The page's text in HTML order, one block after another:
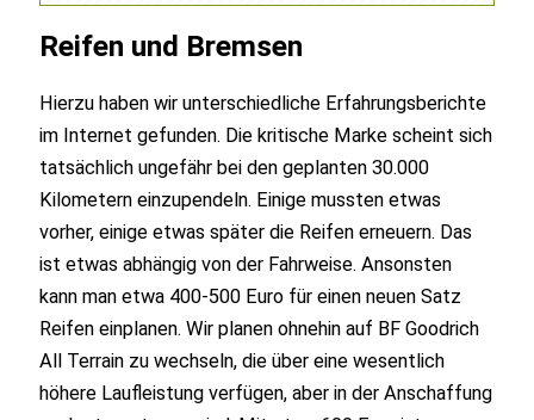
Reifen und Bremsen
Hierzu haben wir unterschiedliche Erfahrungsberichte
im Internet gefunden. Die kritische Marke scheint sich
tatsächlich ungefähr bei den geplanten 30.000
Kilometern einzupendeln. Einige mussten etwas
vorher, einige etwas später die Reifen erneuern. Das
ist etwas abhängig von der Fahrweise. Ansonsten
kann man etwa 400-500 Euro für einen neuen Satz
Reifen einplanen. Wir planen ohnehin auf BF Goodrich
All Terrain zu wechseln, die über eine wesentlich
höhere Laufleistung verfügen, aber in der Anschaffung